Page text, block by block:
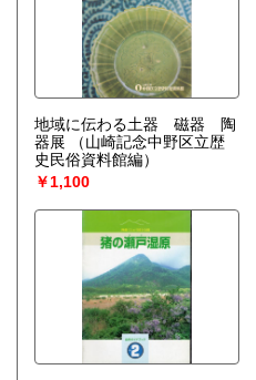
地域に伝わる土器 磁器 陶
器展
（山崎記念中野区立歴
史民俗資料館編）
￥1,100